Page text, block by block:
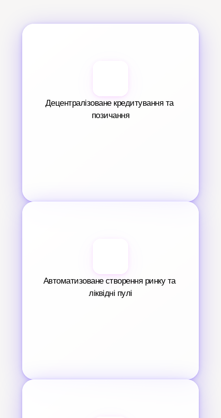
Децентралізоване кредитування та
позичання
Автоматизоване створення ринку та
ліквідні пулі